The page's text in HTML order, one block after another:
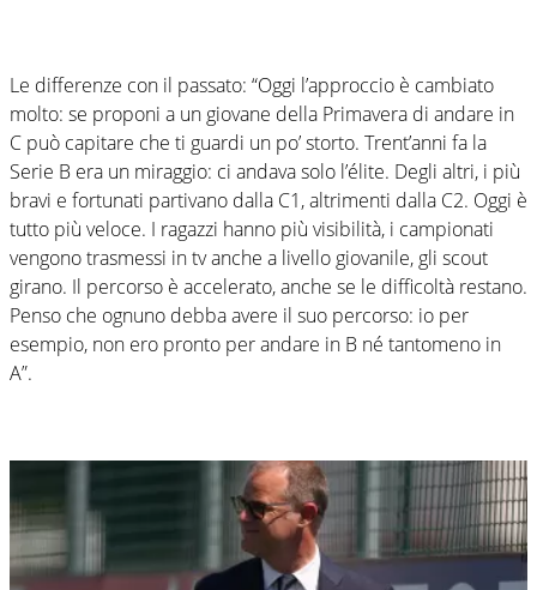
Le differenze con il passato: “Oggi l’approccio è cambiato
molto: se proponi a un giovane della Primavera di andare in
C può capitare che ti guardi un po’ storto. Trent’anni fa la
Serie B era un miraggio: ci andava solo l’élite. Degli altri, i più
bravi e fortunati partivano dalla C1, altrimenti dalla C2. Oggi è
tutto più veloce. I ragazzi hanno più visibilità, i campionati
vengono trasmessi in tv anche a livello giovanile, gli scout
girano. Il percorso è accelerato, anche se le difficoltà restano.
Penso che ognuno debba avere il suo percorso: io per
esempio, non ero pronto per andare in B né tantomeno in
A”.